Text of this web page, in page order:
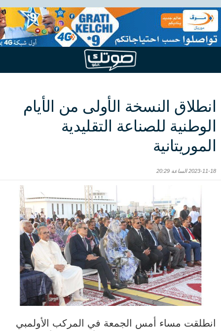
انطلاق النسخة الأولى من الأيام
الوطنية للصناعة التقليدية
الموريتانية
2023-11-18 الساعة 20:29
انطلقت مساء أمس الجمعة في المركب الأولمبي